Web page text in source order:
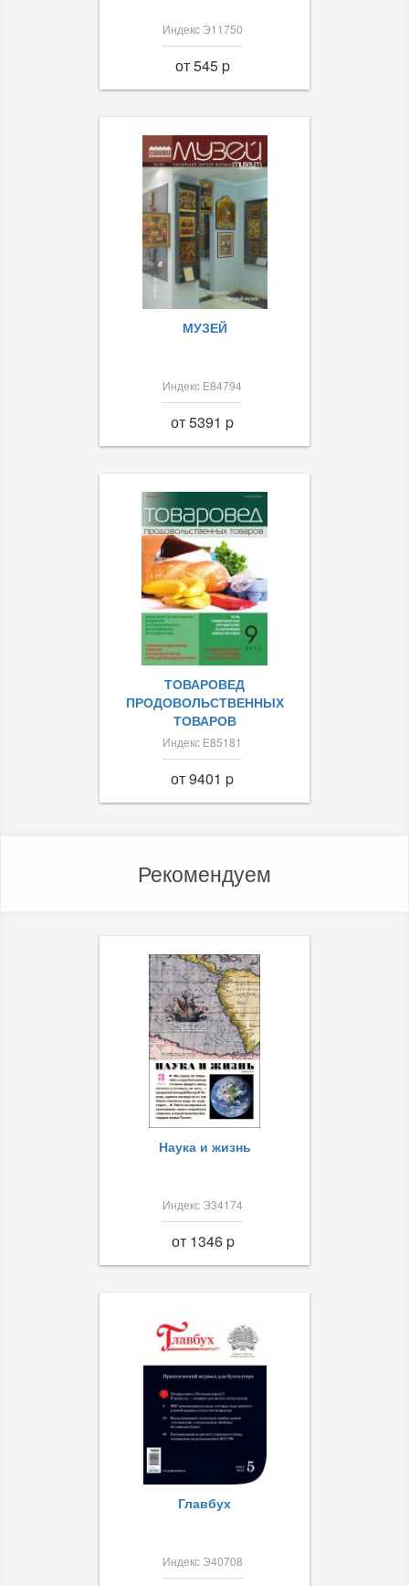
Индекс Э11750
от 545 p
МУЗЕЙ
Индекс Е84794
от 5391 p
ТОВАРОВЕД
ПРОДОВОЛЬСТВЕННЫХ
ТОВАРОВ
Индекс Е85181
от 9401 p
Рекомендуем
Наука и жизнь
Индекс Э34174
от 1346 p
Главбух
Индекс Э40708